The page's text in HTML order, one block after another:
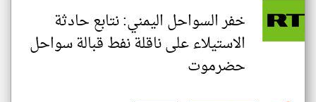
خفر السواحل اليمني: نتابع حادثة
الاستيلاء على ناقلة نفط قبالة سواحل
حضرموت